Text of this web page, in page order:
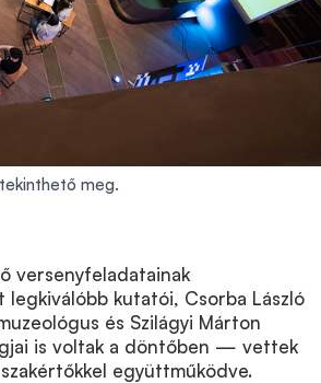
meg.
versenyfeladatainak
kutatói, Csorba László
és Szilágyi Márton
is voltak a döntőben — vettek
együttműködve.